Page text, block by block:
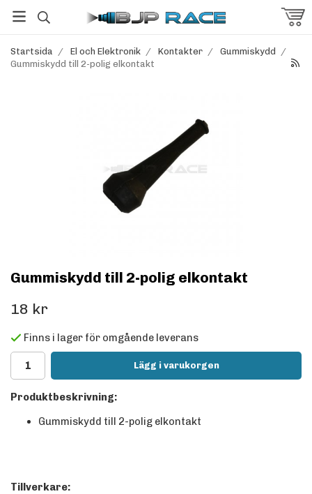
Startsida / El och Elektronik / Kontakter / Gummiskydd
/
Gummiskydd till 2-polig elkontakt
Gummiskydd till 2-polig elkontakt
18 kr
Finns i lager för omgående leverans
Lägg i varukorgen
Produktbeskrivning:
Gummiskydd till 2-polig elkontakt
Tillverkare: